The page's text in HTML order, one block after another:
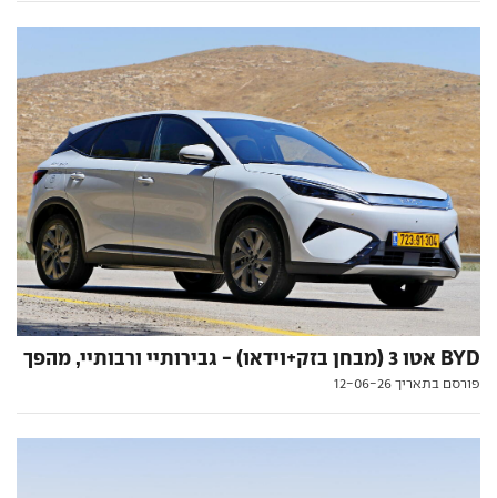
BYD אטו 3 (מבחן בזק+וידאו) - גבירותיי ורבותיי, מהפך
פורסם בתאריך 12-06-26